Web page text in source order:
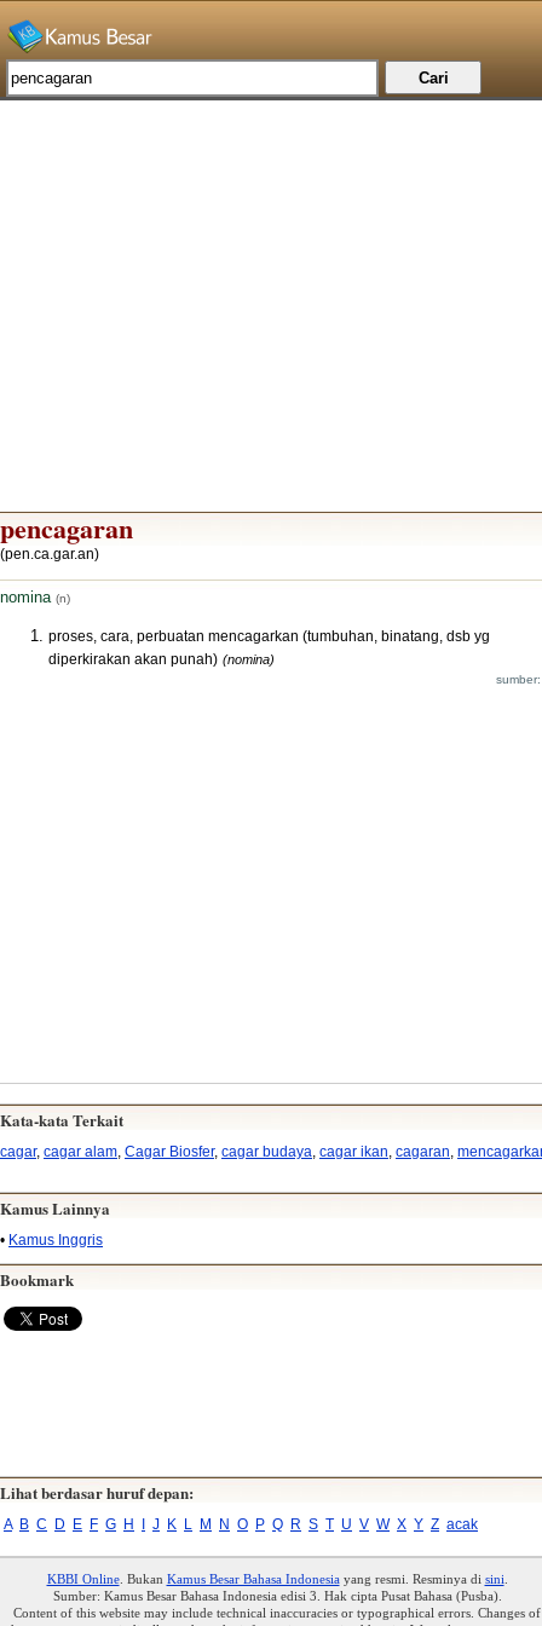
pencagaran
(pen.ca.gar.an)
nomina (n)
proses, cara, perbuatan mencagarkan (tumbuhan, binatang, dsb yg
diperkirakan akan punah) (nomina)
Kata-kata Terkait
cagar, cagar alam Cagar Biosfer, cagar budaya cagar ikan cagaran
Kamus Lainnya
• Kamus Inggris
Bookmark
Lihat berdasar huruf depan:
A B C D E F G H J K L M N O P Q R S T U V W X Y Z acak
KBBI Online. Bukan Kamus Besar Bahasa Indonesiayang resmi. Resminya di sini
Sumber: Kamus Besar Bahasa Indonesia edisi 3. Hak cipta Pusat Bahasa (Pusba).
Content of this website may include technical inaccuracies or typographical errors. Changes of